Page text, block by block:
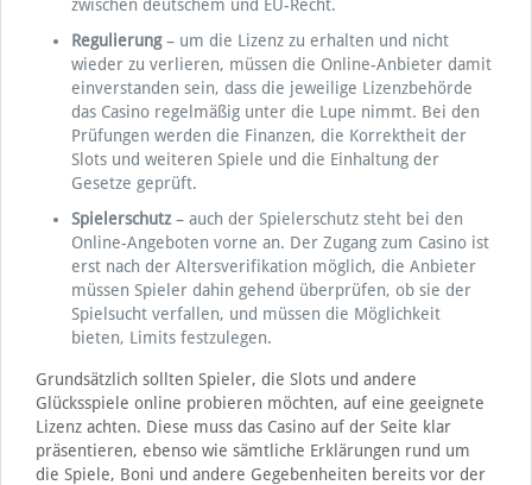
zwischen deutschem und EU-Recht.
Regulierung– um die Lizenz zu erhalten und nicht
wieder zu verlieren, müssen die Online-Anbieter damit
einverstanden sein, dass die jeweilige Lizenzbehörde
das Casino regelmäßig unter die Lupe nimmt. Bei den
Prüfungen werden die Finanzen, die Korrektheit der
Slots und weiteren Spiele und die Einhaltung der
Gesetze geprüft.
Spielerschutz– auch der Spielerschutz steht bei den
Online-Angeboten vorne an. Der Zugang zum Casino ist
erst nach der Altersverifikation möglich, die Anbieter
müssen Spieler dahin gehend überprüfen, ob sie der
Spielsucht verfallen, und müssen die Möglichkeit
bieten, Limits festzulegen.
Grundsätzlich sollten Spieler, die Slots und andere
Glücksspiele online probieren möchten, auf eine geeignete
Lizenz achten. Diese muss das Casino auf der Seite klar
präsentieren, ebenso wie sämtliche Erklärungen rund um
die Spiele, Boni und andere Gegebenheiten bereits vor der